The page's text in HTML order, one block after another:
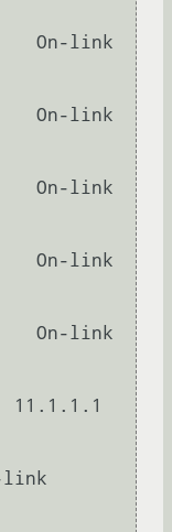
On-link
On-link
On-link
On-link
On-link
link